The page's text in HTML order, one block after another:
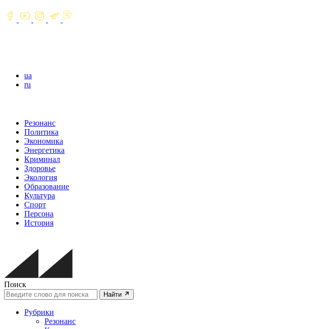
ua
ru
Резонанс
Политика
Экономика
Энергетика
Криминал
Здоровье
Экология
Образование
Культура
Спорт
Персона
История
Поиск
Найти
Рубрики
Резонанс